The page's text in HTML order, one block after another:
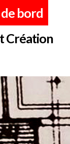
bord
Création